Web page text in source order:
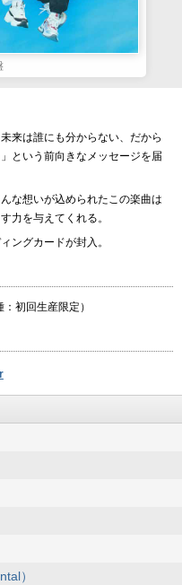
来は誰にも分からない、だから
という前向きなメッセージを届
な想いが込められたこの楽曲は
力を与えてくれる。
ングカードが封入。
初回生産限定）
）